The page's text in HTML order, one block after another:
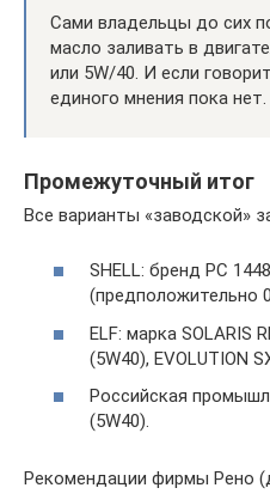
Сами владельцы до сих
масло заливать в
или 5W/40. И если
единого мнения пока нет.
Промежуточный итог
Все варианты «заводской»
SHELL: бренд PC
(предположительно
ELF: марка SOLARIS
(5W40), EVOLUTION
Российская
(5W40).
Рекомендации фирмы Рено